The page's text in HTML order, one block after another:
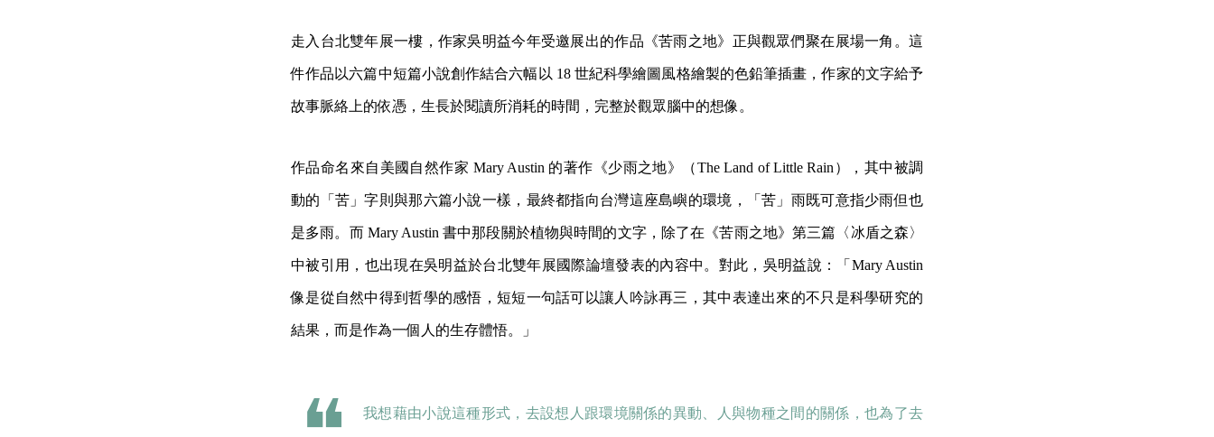
走入台北雙年展一樓，作家吳明益今年受邀展出的作品《苦雨之地》正與觀眾們聚在展場一角。這
件作品以六篇中短篇小說創作結合六幅以 18 世紀科學繪圖風格繪製的色鉛筆插畫，作家的文字給予
故事脈絡上的依憑，生長於閱讀所消耗的時間，完整於觀眾腦中的想像。
作品命名來自美國自然作家 Mary Austin 的著作《少雨之地》（The Land of Little Rain），其中被調
動的「苦」字則與那六篇小說一樣，最終都指向台灣這座島嶼的環境，「苦」雨既可意指少雨但也
是多雨。而 Mary Austin 書中那段關於植物與時間的文字，除了在《苦雨之地》第三篇〈冰盾之森〉
中被引用，也出現在吳明益於台北雙年展國際論壇發表的內容中。對此，吳明益說：「Mary Austin
像是從自然中得到哲學的感悟，短短一句話可以讓人吟詠再三，其中表達出來的不只是科學研究的
結果，而是作為一個人的生存體悟。」
我想藉由小說這種形式，去設想人跟環境關係的異動、人與物種之間的關係，也為了去